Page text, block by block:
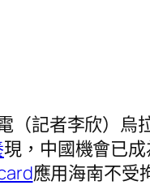
（記者李欣）烏
現，中國機會已
應用海南不受